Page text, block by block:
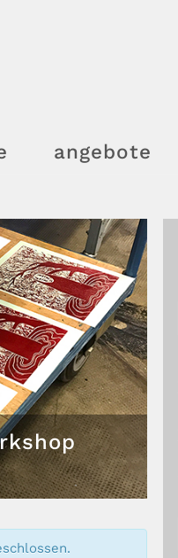
angebote